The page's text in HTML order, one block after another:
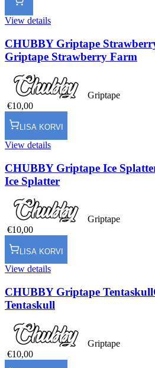
View details
CHUBBY Griptape
Griptape Strawberry Farm
Griptape
€10,00
LISA KORVI
View details
CHUBBY Griptape Ice
Ice Splatter
Griptape
€10,00
LISA KORVI
View details
CHUBBY Griptape Tentaskull
Tentaskull
Griptape
€10,00